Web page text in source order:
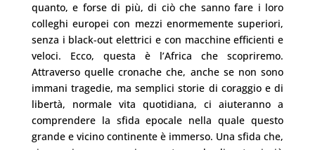
quanto, e forse di più, di ciò che sanno fare i loro
colleghi europei con mezzi enormemente superiori,
senza i black-out elettrici e con macchine efficienti e
veloci. Ecco, questa è l’Africa che scopriremo.
Attraverso quelle cronache che, anche se non sono
immani tragedie, ma semplici storie di coraggio e di
libertà, normale vita quotidiana, ci aiuteranno a
comprendere la sfida epocale nella quale questo
grande e vicino continente è immerso. Una sfida che,